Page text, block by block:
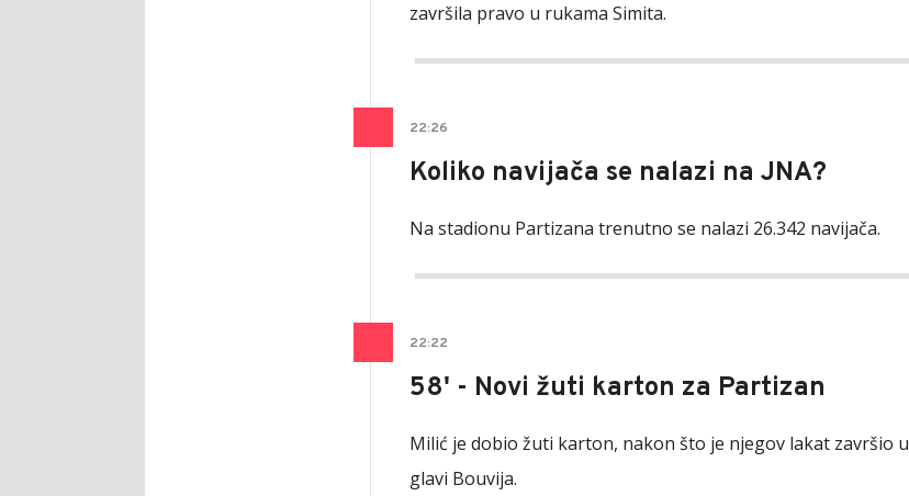
završila pravo u rukama Simita.
22:26
Koliko navijača se nalazi na JNA?
Na stadionu Partizana trenutno se nalazi 26.342 navijača.
22:22
58' - Novi žuti karton za Partizan
Milić je dobio žuti karton, nakon što je njegov lakat završio u
glavi Bouvija.